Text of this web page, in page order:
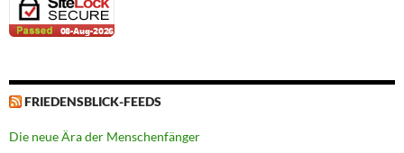
FRIEDENSBLICK-FEEDS
Die neue Ära der Menschenfänger